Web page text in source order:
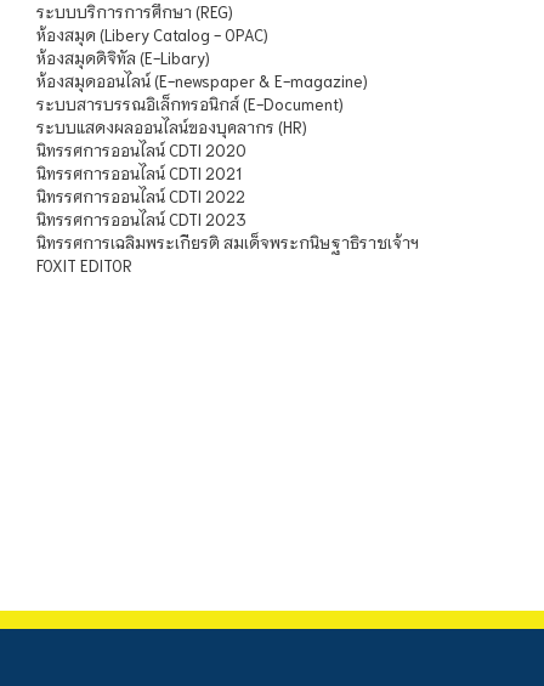
ระบบบริการการศึกษา (REG)
ห้องสมุด (Libery Catalog - OPAC)
ห้องสมุดดิจิทัล (E-Libary)
ห้องสมุดออนไลน์ (E-newspaper & E-magazine)
ระบบสารบรรณอิเล็กทรอนิกส์ (E-Document)
ระบบแสดงผลออนไลน์ของบุคลากร (HR)
นิทรรศการออนไลน์ CDTI 2020
นิทรรศการออนไลน์ CDTI 2021
นิทรรศการออนไลน์ CDTI 2022
นิทรรศการออนไลน์ CDTI 2023
นิทรรศการเฉลิมพระเกียรติ สมเด็จพระกนิษฐาธิราชเจ้าฯ
FOXIT EDITOR